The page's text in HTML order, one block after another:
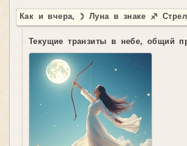
Как и вчера, ☽ Луна в знаке ♐
Текущие транзиты в небе, общий